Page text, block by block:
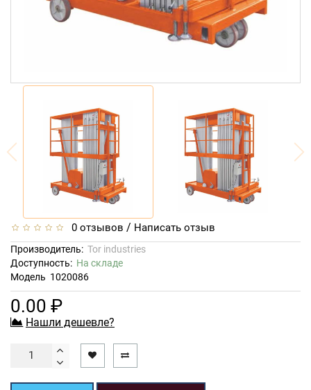
0 отзывов / Написать отзыв
Производитель: Tor industries
Доступность: На складе
Модель 1020086
0.00 ₽
Нашли дешевле?